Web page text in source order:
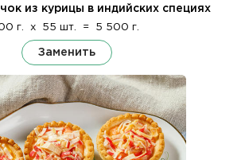
из курицы в индийских специях
г. x 55 шт. = 5 500 г.
Заменить